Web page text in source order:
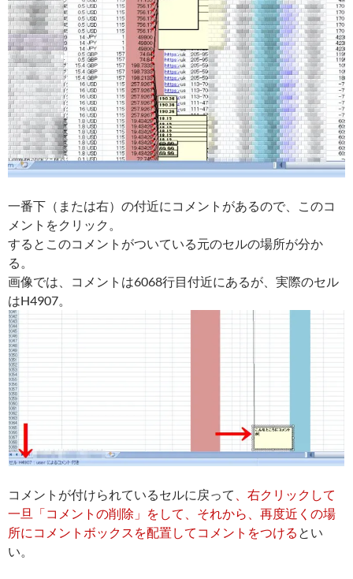
一番下（または右）の付近にコメントがあるので、このコ
メントをクリック。
するとこのコメントがついている元のセルの場所が分か
る。
画像では、コメントは6068行目付近にあるが、実際のセル
はH4907。
コメントが付けられているセルに戻って
、右クリックして
一旦「コメントの削除」をして、それから、再度近くの場
所にコメントボックスを配置してコメントをつける とい
い。